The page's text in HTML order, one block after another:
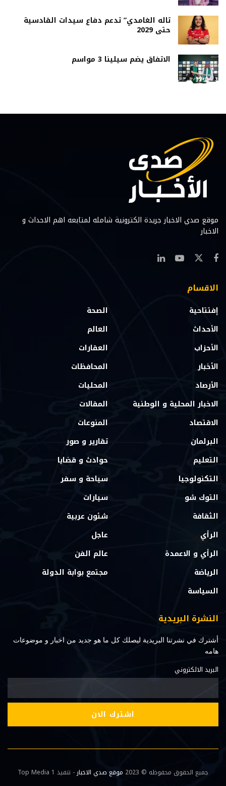
تاله الغامدي” تدعم دفاع سيدات القادسية
حتى 2029
الاتفاق يضم سيلينا 3 مواسم
موقع صدي الاخبار جريدة الكترونية شامله لمتابعه اهم الاحداث و
الاخبار
الاقسام
إفتتاحية
الأحداث
الأحزاب
الأخبار
الأرصاد
الاخبار المحلية و الوطنية
الاقتصاد
البرلمان
التعليم
التكنولوجيا
التوك شو
الثقافة
الرأي
الرأي و الاعمدة
الرياضة
السياسة
الصحة
العالم
العقارات
المحافظات
المحليات
المقالات
المنوعات
تقارير و صور
حوادث و قضايا
سياحة و سفر
سيارات
شئون عربية
عاجل
عالم الفن
مجتمع بوابة الدولة
النشرة البريدية
أشترك في نشرتنا البريدية ليصلك كل ما هو جديد من اخبار و موضوعات
هامه
البريد الالكتروني
جميع الحقوق محفوظه © 2023 موقع صدي الاخبار - تنفيذ Top Media 1